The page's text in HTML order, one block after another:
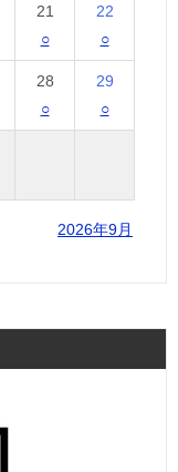
21
○
22
○
28
○
29
○
2026年9月